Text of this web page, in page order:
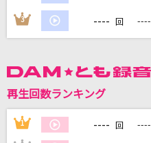
家族や友達と一
3 ---- 回 ----
再生回数ランキング
1 ---- 回 ----